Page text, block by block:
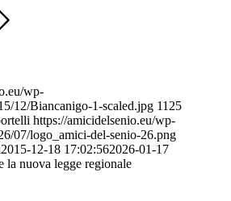
wp-
12/Biancanigo-1-scaled.jpg 1125
https://amicidelsenio.eu/wp-
07/logo_amici-del-senio-26.png
2015-12-18 17:02:562026-01-17
la nuova legge regionale